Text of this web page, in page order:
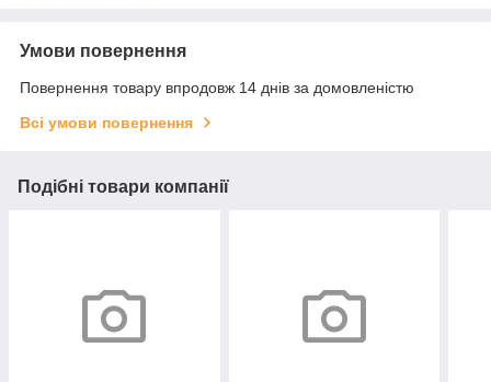
Умови повернення
Повернення товару впродовж 14 днів за домовленістю
Всі умови повернення
Подібні товари компанії